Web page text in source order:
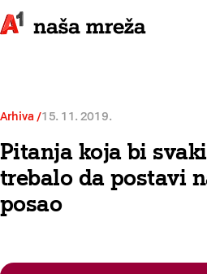
Arhiva 15. 11. 2019.
Pitanja koja bi
trebalo da postavi
posao